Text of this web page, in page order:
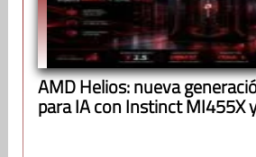
AMD Helios: nueva
para IA con Instinct MI455X